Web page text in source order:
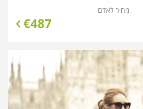
€487
מחיר לאדם